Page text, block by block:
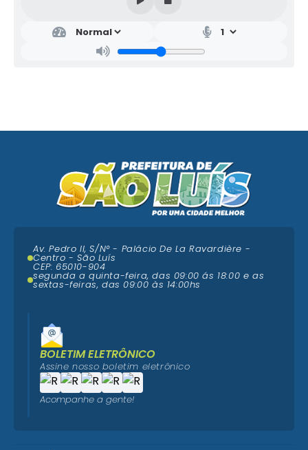
Av. Pedro II, S/N° - Palácio De La Ravardière -
Centro - São Luís
CEP: 65010-904
segunda a quinta-feira, das 09:00 ás 18:00 e as
sextas-feiras, das 09:00 às 14:00hs
BOLETIM ELETRÔNICO
Assine nosso boletim eletrônico
Acompanhe a gente!